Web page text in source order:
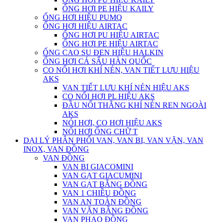
ỐNG HƠI PE HIỆU KAILY
ỐNG HƠI HIỆU PUMQ
ỐNG HƠI HIỆU AIRTAC
ỐNG HƠI PU HIỆU AIRTAC
ỐNG HƠI PE HIỆU AIRTAC
ỐNG CAO SU ĐEN HIỆU HALKIN
ỐNG HƠI CÁ SẤU HÀN QUỐC
CO NỐI HƠI KHÍ NÉN, VAN TIẾT LƯU HIỆU
AKS
VAN TIẾT LƯU KHÍ NÉN HIỆU AKS
CO NỐI HƠI PL HIỆU AKS
ĐẦU NỐI THẲNG KHÍ NÉN REN NGOÀI
AKS
NÓI HƠI, CO HƠI HIỆU AKS
NỐI HƠI ỐNG CHỮ T
DẠI LÝ PHÂN PHỐI VAN, VAN BI, VAN VẶN, VAN
INOX, VAN ĐỒNG
VAN ĐỒNG
VAN BI GIACOMINI
VAN GẠT GIACUMINI
VAN GẠT BẰNG ĐỒNG
VAN 1 CHIỀU ĐỒNG
VAN AN TOÀN ĐỒNG
VAN VẶN BẰNG ĐỒNG
VAN PHAO ĐỒNG